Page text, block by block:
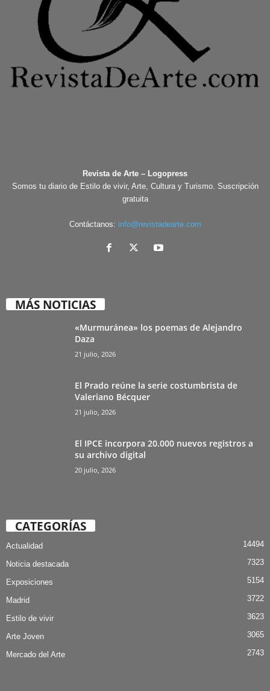
Revista de Arte – Logopress
Somos tu diario de Estilo de vivir, Arte, Cultura y Turismo. Suscripción
gratuita
Contáctanos: info@revistadearte.com
MÁS NOTICIAS
«Murmuránea» los poemas de Alejandro
Daza
21 julio, 2026
El Prado reúne la serie costumbrista de
Valeriano Bécquer
21 julio, 2026
El IPCE incorpora 20.000 nuevos registros a
su archivo digital
20 julio, 2026
CATEGORÍAS
Actualidad 14494
Noticia destacada 7323
Exposiciones 5154
Madrid 3722
Estilo de vivir 3623
Arte Joven 3065
Mercado del Arte 2743